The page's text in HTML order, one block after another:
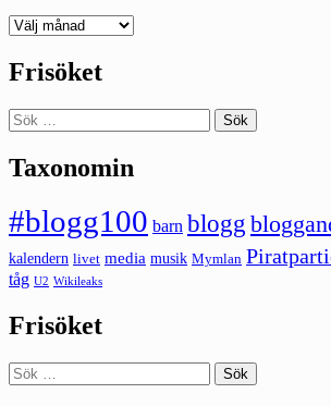
Deepedition
Frisöket
Sök
efter:
Taxonomin
#blogg100 barn blogg
kalendern livet media musik Mymlan
tåg U2 Wikileaks
Frisöket
Sök
efter: